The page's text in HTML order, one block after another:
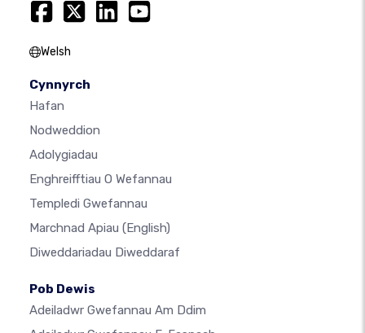
Welsh
Cynnyrch
Hafan
Nodweddion
Adolygiadau
Enghreifftiau O Wefannau
Templedi Gwefannau
Marchnad Apiau (English)
Diweddariadau Diweddaraf
Pob Dewis
Adeiladwr Gwefannau Am Ddim